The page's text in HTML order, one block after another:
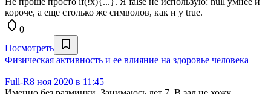
короче, а еще столько же символов, как и у true.
0
Посмотреть
Физическая активность и ее влияние на здоровье человека
Full-R8 ноя 2020 в 11:45